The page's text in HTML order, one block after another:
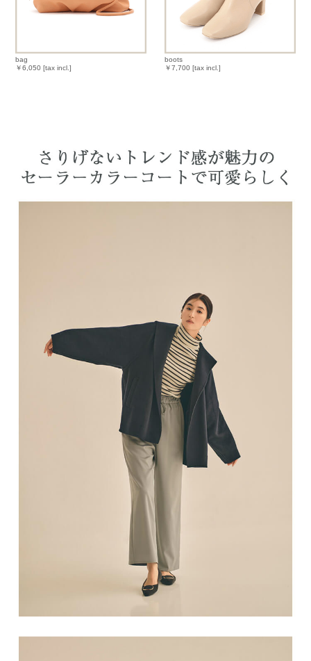
bag
￥6,050 [tax incl.]
boots
￥7,700 [tax incl.]